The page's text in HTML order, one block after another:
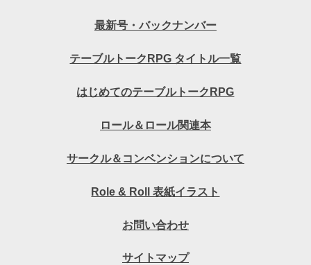
最新号・バックナンバー
テーブルトークRPG タイトル一覧
はじめてのテーブルトークRPG
ロール＆ロール関連本
サークル＆コンベンションについて
Role & Roll 表紙イラスト
お問い合わせ
サイトマップ